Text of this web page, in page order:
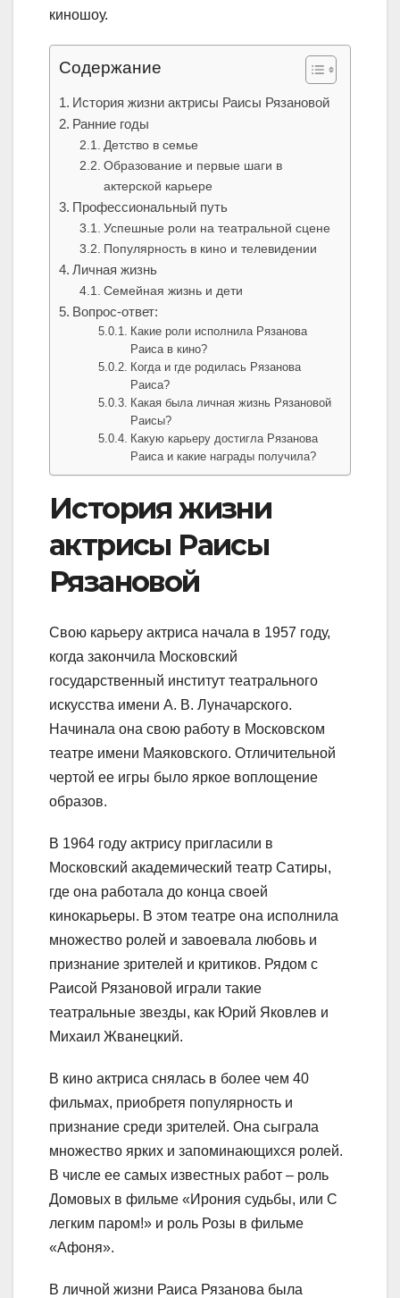
киношоу.
Содержание
История жизни актрисы Раисы Рязановой
Ранние годы
Детство в семье
Образование и первые шаги в
актерской карьере
Профессиональный путь
Успешные роли на театральной сцене
Популярность в кино и телевидении
Личная жизнь
Семейная жизнь и дети
Вопрос-ответ:
Какие роли исполнила Рязанова
Раиса в кино?
Когда и где родилась Рязанова
Раиса?
Какая была личная жизнь Рязановой
Раисы?
Какую карьеру достигла Рязанова
Раиса и какие награды получила?
История жизни
актрисы Раисы
Рязановой
Свою карьеру актриса начала в 1957 году,
когда закончила Московский
государственный институт театрального
искусства имени А. В. Луначарского.
Начинала она свою работу в Московском
театре имени Маяковского. Отличительной
чертой ее игры было яркое воплощение
образов.
В 1964 году актрису пригласили в
Московский академический театр Сатиры,
где она работала до конца своей
кинокарьеры. В этом театре она исполнила
множество ролей и завоевала любовь и
признание зрителей и критиков. Рядом с
Раисой Рязановой играли такие
театральные звезды, как Юрий Яковлев и
Михаил Жванецкий.
В кино актриса снялась в более чем 40
фильмах, приобретя популярность и
признание среди зрителей. Она сыграла
множество ярких и запоминающихся ролей.
В числе ее самых известных работ – роль
Домовых в фильме «Ирония судьбы, или С
легким паром!» и роль Розы в фильме
«Афоня».
В личной жизни Раиса Рязанова была